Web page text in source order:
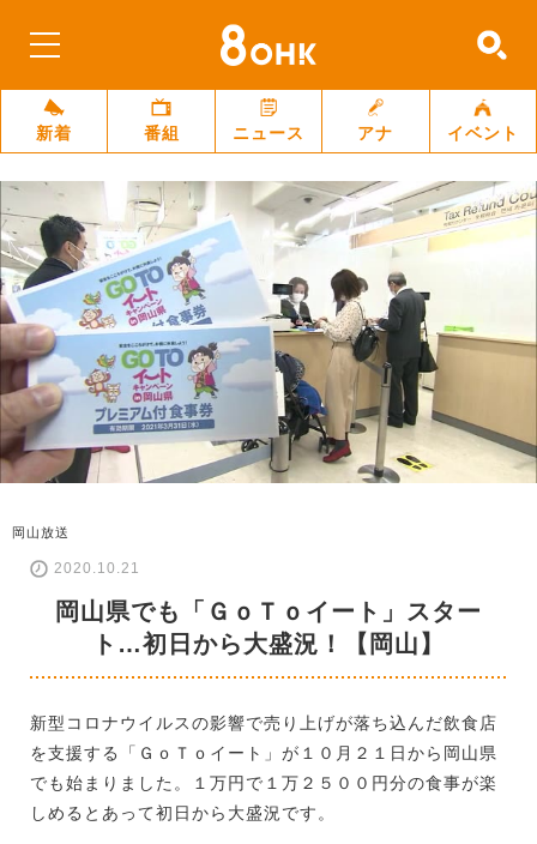
新着 番組 ニュース アナ イベント
岡山放送
2020.10.21
岡山県でも「ＧｏＴｏイート」スター
ト…初日から大盛況！【岡山】
新型コロナウイルスの影響で売り上げが落ち込んだ飲食店
を支援する「ＧｏＴｏイート」が１０月２１日から岡山県
でも始まりました。１万円で１万２５００円分の食事が楽
しめるとあって初日から大盛況です。